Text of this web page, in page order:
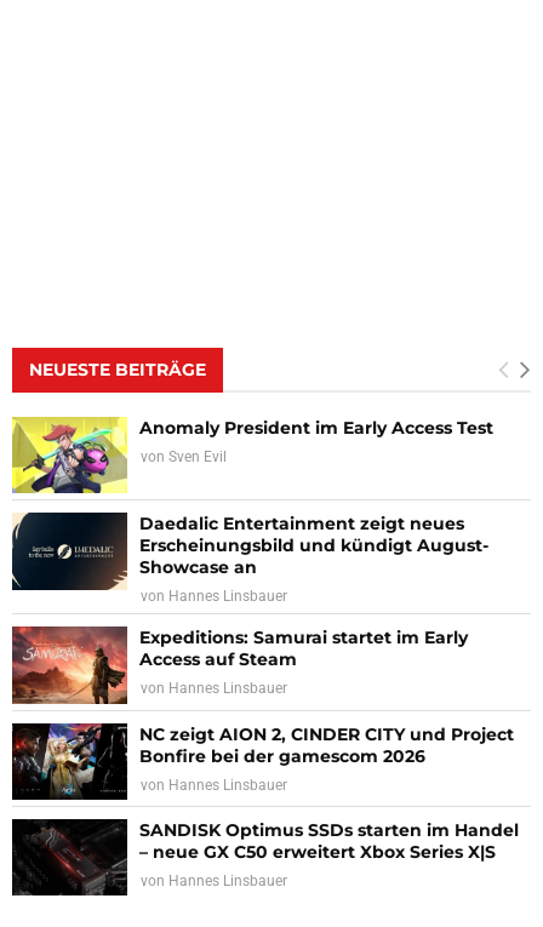
NEUESTE BEITRÄGE
Anomaly President im Early Access Test
von Sven Evil
Daedalic Entertainment zeigt neues
Erscheinungsbild und kündigt August-
Showcase an
von Hannes Linsbauer
Expeditions: Samurai startet im Early
Access auf Steam
von Hannes Linsbauer
NC zeigt AION 2, CINDER CITY und Project
Bonfire bei der gamescom 2026
von Hannes Linsbauer
SANDISK Optimus SSDs starten im Handel
– neue GX C50 erweitert Xbox Series X|S
von Hannes Linsbauer